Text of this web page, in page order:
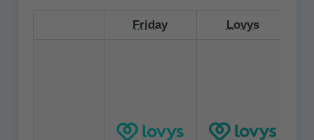
Friday Lovys